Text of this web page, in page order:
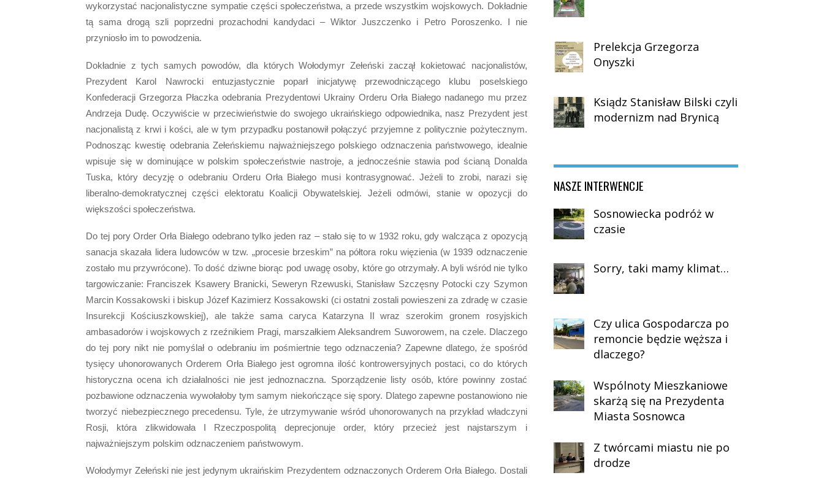
wykorzystać nacjonalistyczne sympatie części społeczeństwa, a przede wszystkim wojskowych. Dokładnie
tą sama drogą szli poprzedni prozachodni kandydaci – Wiktor Juszczenko i Petro Poroszenko. I nie
przyniosło im to powodzenia.
Dokładnie z tych samych powodów, dla których Wołodymyr Zełeński zaczął kokietować nacjonalistów,
Prezydent Karol Nawrocki entuzjastycznie poparł inicjatywę przewodniczącego klubu poselskiego
Konfederacji Grzegorza Płaczka odebrania Prezydentowi Ukrainy Orderu Orła Białego nadanego mu przez
Andrzeja Dudę. Oczywiście w przeciwieństwie do swojego ukraińskiego odpowiednika, nasz Prezydent jest
nacjonalistą z krwi i kości, ale w tym przypadku postanowił połączyć przyjemne z politycznie pożytecznym.
Podnosząc kwestię odebrania Zełeńskiemu najważniejszego polskiego odznaczenia państwowego, idealnie
wpisuje się w dominujące w polskim społeczeństwie nastroje, a jednocześnie stawia pod ścianą Donalda
Tuska, który decyzję o odebraniu Orderu Orła Białego musi kontrasygnować. Jeżeli to zrobi, narazi się
liberalno-demokratycznej części elektoratu Koalicji Obywatelskiej. Jeżeli odmówi, stanie w opozycji do
większości społeczeństwa.
Do tej pory Order Orła Białego odebrano tylko jeden raz – stało się to w 1932 roku, gdy walcząca z opozycją
sanacja skazała lidera ludowców w tzw. „procesie brzeskim” na półtora roku więzienia (w 1939 odznaczenie
zostało mu przywrócone). To dość dziwne biorąc pod uwagę osoby, które go otrzymały. A byli wśród nie tylko
targowiczanie: Franciszek Ksawery Branicki, Seweryn Rzewuski, Stanisław Szczęsny Potocki czy Szymon
Marcin Kossakowski i biskup Józef Kazimierz Kossakowski (ci ostatni zostali powieszeni za zdradę w czasie
Insurekcji Kościuszkowskiej), ale także sama caryca Katarzyna II wraz szerokim gronem rosyjskich
ambasadorów i wojskowych z rzeźnikiem Pragi, marszałkiem Aleksandrem Suworowem, na czele. Dlaczego
do tej pory nikt nie pomyślał o odebraniu im pośmiertnie tego odznaczenia? Zapewne dlatego, że spośród
tysięcy uhonorowanych Orderem Orła Białego jest ogromna ilość kontrowersyjnych postaci, co do których
historyczna ocena ich działalności nie jest jednoznaczna. Sporządzenie listy osób, które powinny zostać
pozbawione odznaczenia wywołałoby tym samym niekończące się spory. Dlatego zapewne postanowiono nie
tworzyć niebezpiecznego precedensu. Tyle, że utrzymywanie wśród uhonorowanych na przykład władczyni
Rosji, która zlikwidowała I Rzeczpospolitą deprecjonuje order, który przecież jest najstarszym i
najważniejszym polskim odznaczeniem państwowym.
Wołodymyr Zełeński nie jest jedynym ukraińskim Prezydentem odznaczonych Orderem Orła Białego. Dostali
Prelekcja Grzegorza
Onyszki
Ksiądz Stanisław Bilski czyli
modernizm nad Brynicą
NASZE INTERWENCJE
Sosnowiecka podróż w
czasie
Sorry, taki mamy klimat…
Czy ulica Gospodarcza po
remoncie będzie węższa i
dlaczego?
Wspólnoty Mieszkaniowe
skarżą się na Prezydenta
Miasta Sosnowca
Z twórcami miastu nie po
drodze